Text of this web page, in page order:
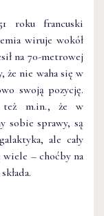
roku francuski
wiruje wokół
na 70-metrowej
że nie waha się w
swoją pozycję.
też m.in., że w
sobie sprawy, są
ale cały
– choćby na